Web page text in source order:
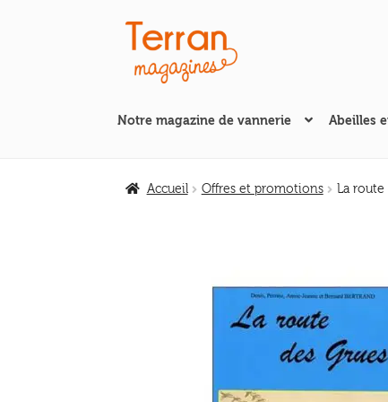
Aller
à
la
Aller
au
contenu
Notre magazine de vannerie Abeilles
Accueil Offres et promotions La route